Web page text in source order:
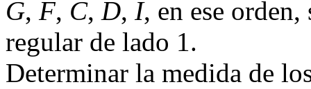
G, F, C, D, I, en ese
regular de lado 1.
Determinar la medida de